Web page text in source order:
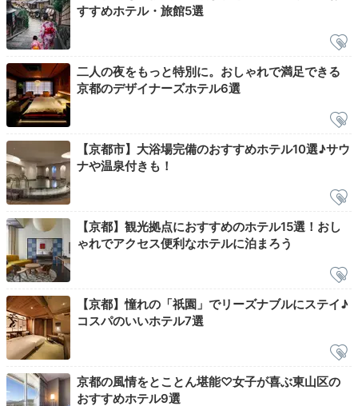
館内レストランの「TAKEDOKORO 竹処」で朝食をい
ただきましょう。メニューは、和洋食のブッフェ。かわ
いい和モダン空間には京のおばんざいも並び、京都旅な
らではの朝を満喫できますよ。
sato3728
朝はバイキングです。料理の置いてある空間が和テイス
トで可愛かったし、料理も種類豊富でとても美味しかっ
たです。
+4
Check-out
12:00 宿を出発
ゆったり余韻に浸って
すすめホテル・旅館5選
二人の夜をもっと特別に。おしゃれで満足できる
京都のデザイナーズホテル6選
【京都市】大浴場完備のおすすめホテル10選♪サウ
ナや温泉付きも！
【京都】観光拠点におすすめのホテル15選！おし
ゃれでアクセス便利なホテルに泊まろう
【京都】憧れの「祇園」でリーズナブルにステイ♪
コスパのいいホテル7選
京都の風情をとことん堪能♡女子が喜ぶ東山区の
おすすめホテル9選